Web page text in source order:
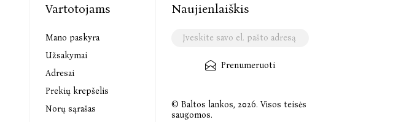
Vartotojams
Mano paskyra
Užsakymai
Adresai
Prekių krepšelis
Norų sąrašas
Naujienlaiškis
Prenumeruoti
© Baltos lankos, 2026. Visos teisės
saugomos.